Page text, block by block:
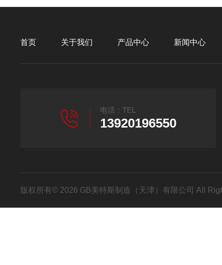
首页 关于我们 产品中心 新闻中心
电话：TEL
13920196550
版权所有© 2026 GB美特斯制造（天津）有限公司 All